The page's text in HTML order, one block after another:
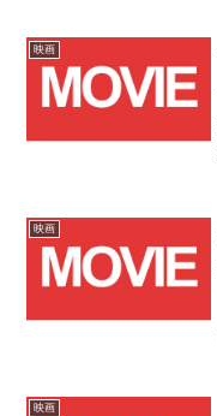
映画
映画
映画